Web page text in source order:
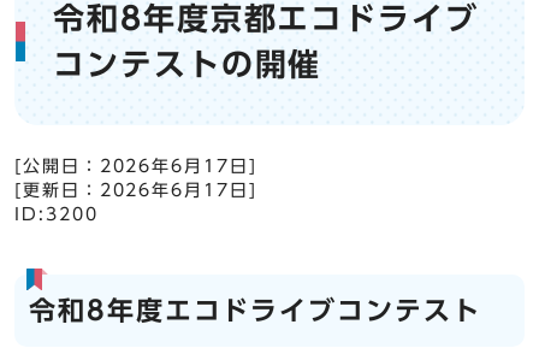
令和8年度京都エコドライブ
コンテストの開催
[公開日： 2026年6月17日
[更新日： 2026年6月17日
ID:3200
令和8年度エコドライブコンテスト